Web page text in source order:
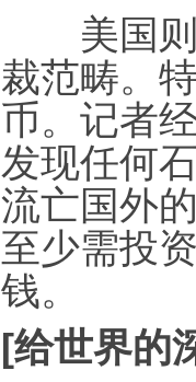
美国则
裁范畴。
币。记者
发现任何
流亡国外
至少需投
钱。
[给世界的